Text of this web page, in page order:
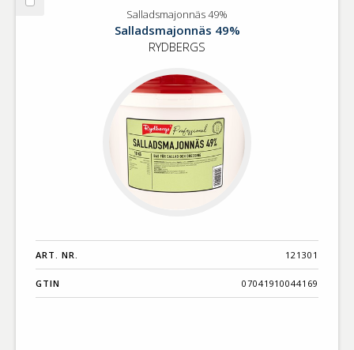
Välj
Salladsmajonnäs 49%
Salladsmajonnäs 49%
RYDBERGS
ART. NR. 121301
GTIN 07041910044169